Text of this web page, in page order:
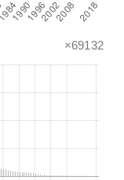
×69132